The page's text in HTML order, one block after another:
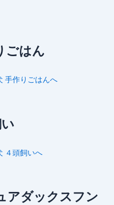
ごはん
アダックスフン